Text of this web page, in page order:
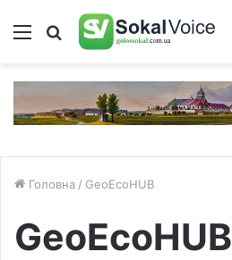
Меню Пошук
Головна / GeoEcoHUB
GeoEcoHUB